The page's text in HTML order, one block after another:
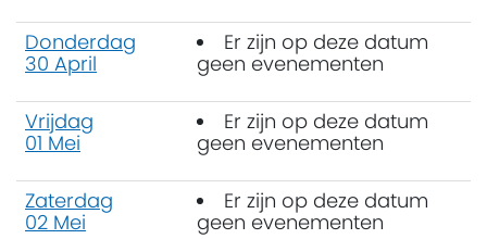
Donderdag
30 April
Er zijn op deze datum
geen evenementen
Vrijdag
01 Mei
Er zijn op deze datum
geen evenementen
Zaterdag
02 Mei
Er zijn op deze datum
geen evenementen